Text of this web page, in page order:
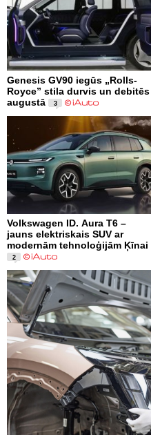
Genesis GV90 iegūs „Rolls-
Royce” stila durvis un debitēs
augustā
3
Volkswagen ID. Aura T6 –
jauns elektriskais SUV ar
modernām tehnoloģijām Ķīnai
2